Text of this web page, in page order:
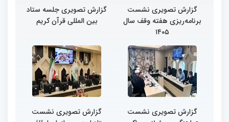
گزارش تصویری نشست
برنامه‌ریزی هفته وقف سال
۱۴۰۵
گزارش تصویری جلسه ستاد
بین المللی قرآن کریم
گزارش تصویری نشست
گزارش تصویری نشست